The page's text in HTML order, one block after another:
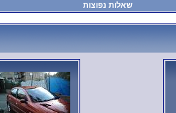
שאלות נפוצות